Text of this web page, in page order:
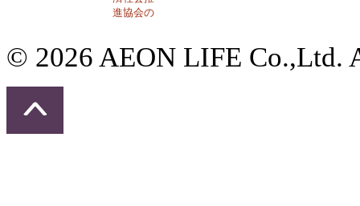
© 2026 AEON LIFE Co.,Ltd.